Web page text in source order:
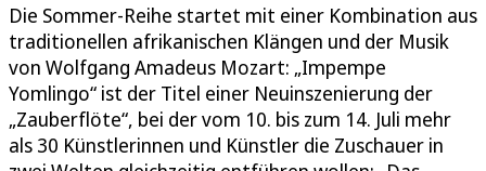
Die Sommer-Reihe startet mit einer Kombination aus
traditionellen afrikanischen Klängen und der Musik
von Wolfgang Amadeus Mozart: „Impempe
Yomlingo“ ist der Titel einer Neuinszenierung der
„Zauberflöte“, bei der vom 10. bis zum 14. Juli mehr
als 30 Künstlerinnen und Künstler die Zuschauer in